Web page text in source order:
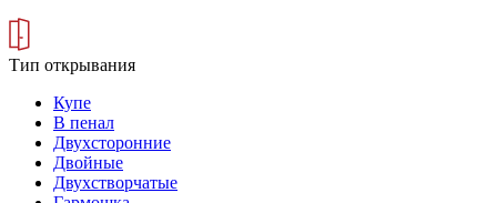
Тип открывания
Купе
В пенал
Двухсторонние
Двойные
Двухстворчатые